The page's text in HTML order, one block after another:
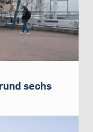
sechs